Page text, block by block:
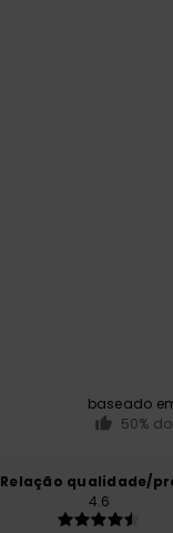
baseado
50%
Relação qualidade/
4.6